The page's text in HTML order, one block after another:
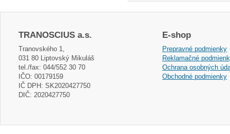
TRANOSCIUS a.s.
Tranovského 1,
031 80 Liptovský Mikuláš
tel./fax: 044/552 30 70
IČO: 00179159
IČ DPH: SK2020427750
DIČ: 2020427750
E-shop
Prepravné podmienky
Reklamačné
Ochrana osobných
Obchodné podmienky